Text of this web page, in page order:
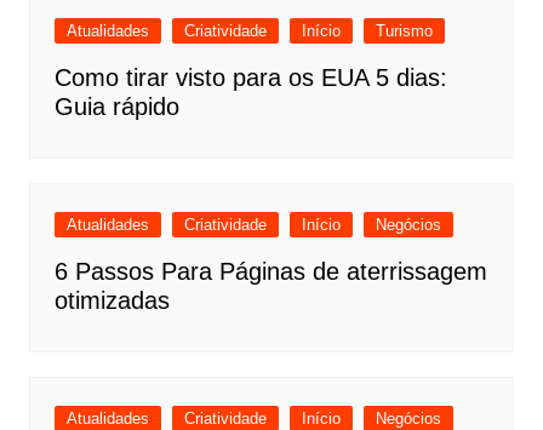
Atualidades Criatividade Início Turismo
Como tirar visto para os EUA 5 dias:
Guia rápido
Atualidades Criatividade Início Negócios
6 Passos Para Páginas de aterrissagem
otimizadas
Atualidades Criatividade Início Negócios